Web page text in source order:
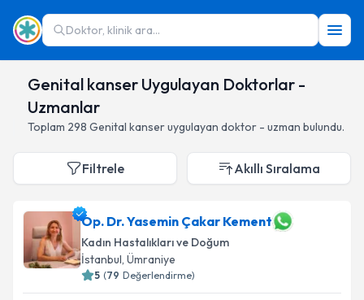
Doktor, klinik ara...
Genital kanser Uygulayan Doktorlar -
Uzmanlar
Toplam 298 Genital kanseruygulayan doktor - uzman bulundu.
Filtrele Akıllı Sıralama
Op. Dr. Yasemin Çakar Kement
Kadın Hastalıkları ve Doğum
İstanbul, Ümraniye
5 (79 Değerlendirme)